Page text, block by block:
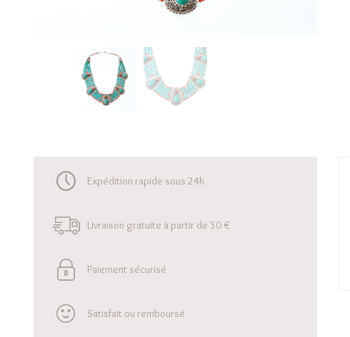
Expédition rapide sous 24h
Livraison gratuite à partir de 50 €
Paiement sécurisé
Satisfait ou remboursé